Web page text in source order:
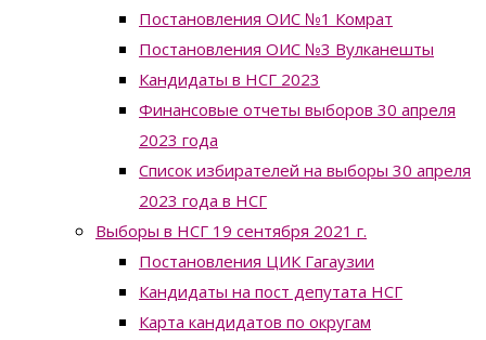
Постановления ОИС №1 Комрат
Постановления ОИС №3 Вулканешты
Кандидаты в НСГ 2023
Финансовые отчеты выборов 30 апреля
2023 года
Список избирателей на выборы 30 апреля
2023 года в НСГ
Выборы в НСГ 19 сентября 2021 г.
Постановления ЦИК Гагаузии
Кандидаты на пост депутата НСГ
Карта кандидатов по округам